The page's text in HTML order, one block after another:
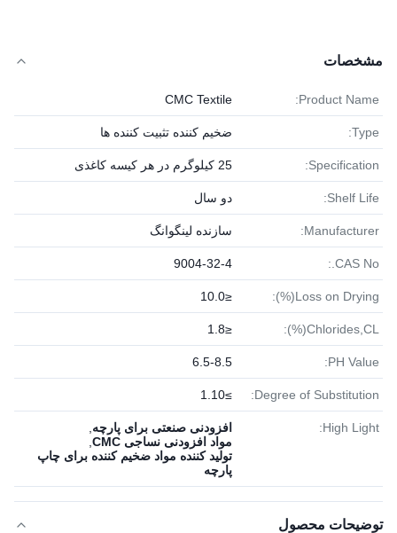
مشخصات
Product Name:
CMC Textile
Type: ضخیم کننده تثبیت کننده ها
Specification: 25 کیلوگرم در هر کیسه کاغذی
Shelf Life: دو سال
Manufacturer: سازنده لینگوانگ
CAS No.:
9004-32-4
Loss on Drying(%):
≤10.0
Chlorides,CL(%):
≤1.8
PH Value:
6.5-8.5
Degree of Substitution:
≥1.10
High Light: افزودنی صنعتی برای پارچه
مواد افزودنی نساجی CMC
تولید کننده مواد ضخیم کننده برای چاپ
پارچه
توضیحات محصول